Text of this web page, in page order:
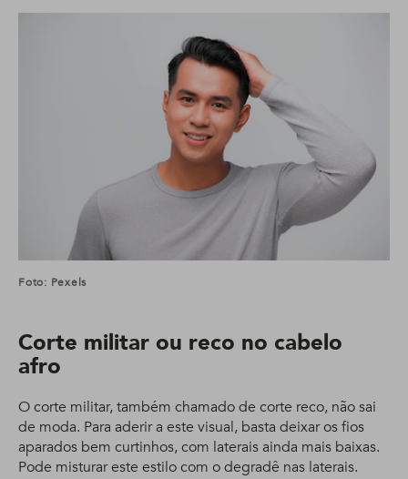
Foto: Pexels
Corte militar ou reco no cabelo
afro
O corte militar, também chamado de corte reco, não sai
de moda. Para aderir a este visual, basta deixar os fios
aparados bem curtinhos, com laterais ainda mais baixas.
Pode misturar este estilo com o degradê nas laterais.